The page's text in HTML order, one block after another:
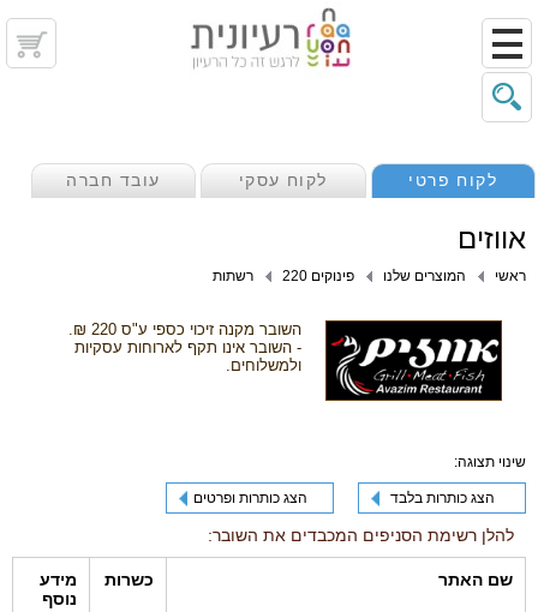
לקוח פרטי לקוח עסקי עובד חברה
אווזים
ראשי המוצרים שלנו פינוקים 220 רשתות
השובר מקנה זיכוי כספי ע"ס 220 ₪.
- השובר אינו תקף לארוחות עסקיות
ולמשלוחים.
שינוי תצוגה:
הצג כותרות בלבד הצג כותרות ופרטים
להלן רשימת הסניפים המכבדים את השובר:
שם האתר כשרות
מידע
נוסף